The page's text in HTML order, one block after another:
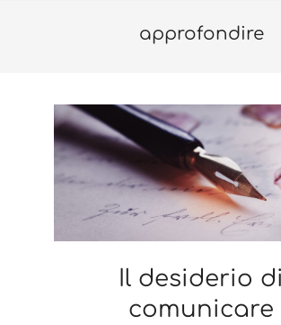
Navigation
approfondire
Il desiderio di
comunicare